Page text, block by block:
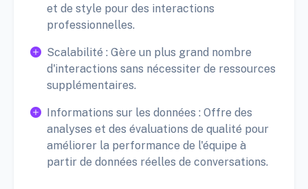
et de style pour des interactions
professionnelles.
Scalabilité : Gère un plus grand nombre
d'interactions sans nécessiter de ressources
supplémentaires.
Informations sur les données : Offre des
analyses et des évaluations de qualité pour
améliorer la performance de l'équipe à
partir de données réelles de conversations.